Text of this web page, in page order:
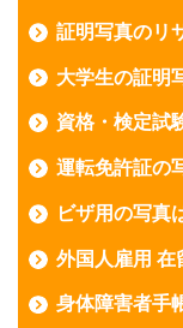
証明写真のリ
大学生の証明
資格・検定試
運転免許証の
ビザ用の写真
外国人雇用 在
身体障害者手